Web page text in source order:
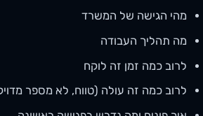
מהי הגישה של המשרד
מה תהליך העבודה
לרוב כמה זמן זה לוקח
לרוב כמה זה עולה (טווח, לא מספר